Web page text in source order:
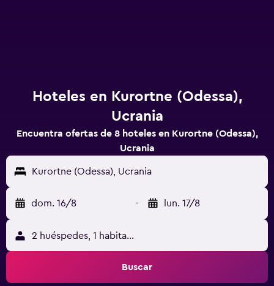
Hoteles en Kurortne (Odessa),
Ucrania
Encuentra ofertas de 8 hoteles en Kurortne (Odessa),
Ucrania
Kurortne (Odessa), Ucrania
dom. 16/8 - lun. 17/8
2 huéspedes, 1 habitación
Buscar